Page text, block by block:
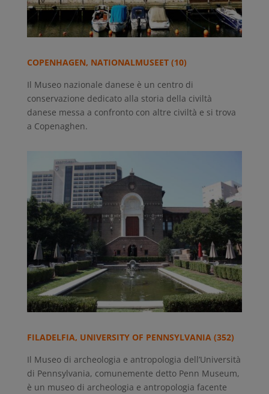
COPENHAGEN, NATIONALMUSEET (10)
Il Museo nazionale danese è un centro di
conservazione dedicato alla storia della civiltà
danese messa a confronto con altre civiltà e si trova
a Copenaghen.
FILADELFIA, UNIVERSITY OF PENNSYLVANIA (352)
Il Museo di archeologia e antropologia dell’Università
di Pennsylvania, comunemente detto Penn Museum,
è un museo di archeologia e antropologia facente